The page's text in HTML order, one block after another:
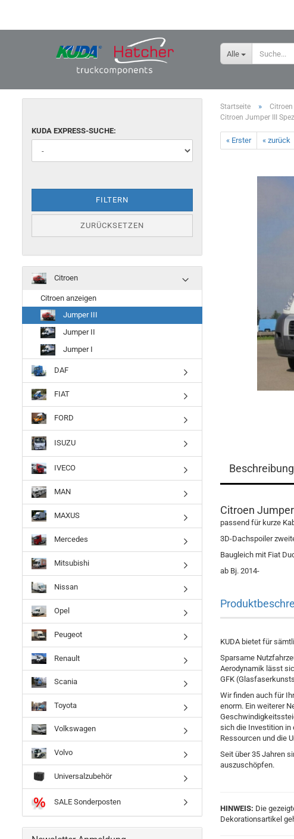
Alle
Startseite » Citroen
Citroen Jumper III
« Erster « zurück
Beschreibung
Citroen
passend für kurze
3D-Dachspoiler
Baugleich mit Fiat
ab Bj. 2014-
KUDA bietet für
Sparsame
Aerodynamik lässt
GFK
Wir finden auch für
enorm. Ein weiterer
sich die Investition in
Ressourcen und die
Seit über 35 Jahren
auszuschöpfen.
HINWEIS: Die
Dekorationsartikel
KUDA EXPRESS-SUCHE:
FILTERN
ZURÜCKSETZEN
Citroen
Citroen anzeigen
Jumper III
Jumper II
Jumper I
DAF
FIAT
FORD
ISUZU
IVECO
MAN
MAXUS
Mercedes
Mitsubishi
Nissan
Opel
Peugeot
Renault
Scania
Toyota
Volkswagen
Volvo
Universalzubehör
SALE Sonderposten